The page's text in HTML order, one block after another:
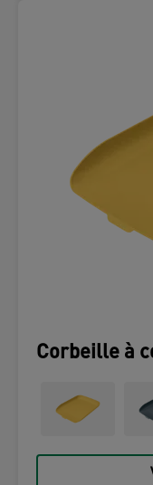
Corbeille à